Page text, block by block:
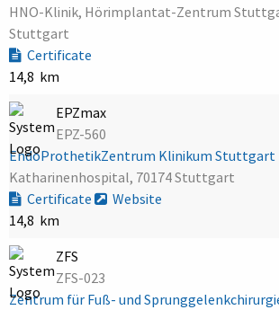
HNO-Klinik, Hörimplantat-Zentrum
Stuttgart
Certificate
14,8 km
EPZmax
EPZ-560
EndoProthetikZentrum Klinikum Stuttgart
Katharinenhospital, 70174 Stuttgart
Certificate
Website
14,8 km
ZFS
ZFS-023
Zentrum für Fuß- und